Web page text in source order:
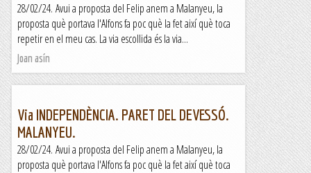
28/02/24. Avui a proposta del Felip anem a Malanyeu, la
proposta què portava l'Alfons fa poc què la fet així què toca
repetir en el meu cas. La via escollida és la via...
Joan asín
Via INDEPENDÈNCIA. PARET DEL DEVESSÓ.
MALANYEU.
28/02/24. Avui a proposta del Felip anem a Malanyeu, la
proposta què portava l'Alfons fa poc què la fet així què toca